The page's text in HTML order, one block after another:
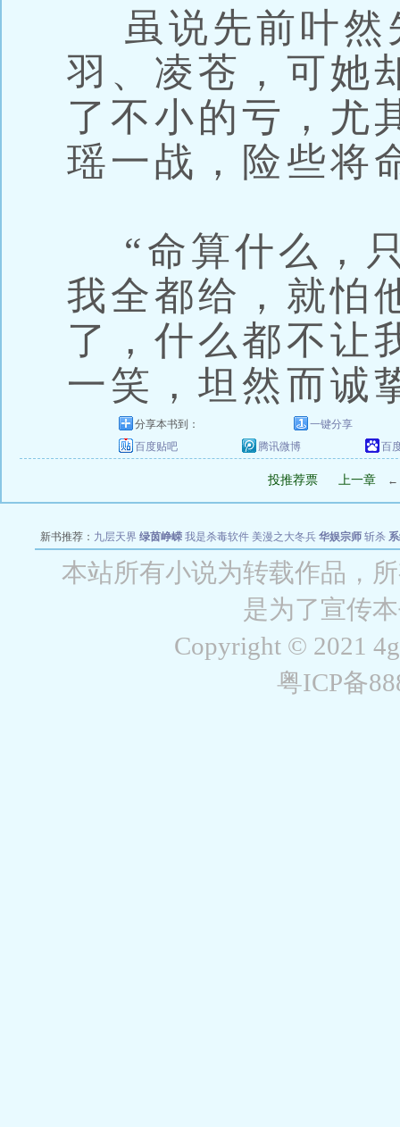
虽说先前叶然
羽、凌苍，可她
了不小的亏，尤
瑶一战，险些将
“命算什么，
我全都给，就怕
了，什么都不让
一笑，坦然而诚
分享本书到：
一键分享
百度贴吧
腾讯微博 百
投推荐票 上一章 ←
新书推荐： 九层天界 绿茵峥嵘 我是杀毒软件 美漫之大冬兵 华娱宗师 斩杀
战争天堂 混元道纪 教练万岁 都市全能巨星 绝对交易 全职武神 位面复
本站所有小说为转载作品，
是为了宣传
Copyright © 2021
粤ICP备